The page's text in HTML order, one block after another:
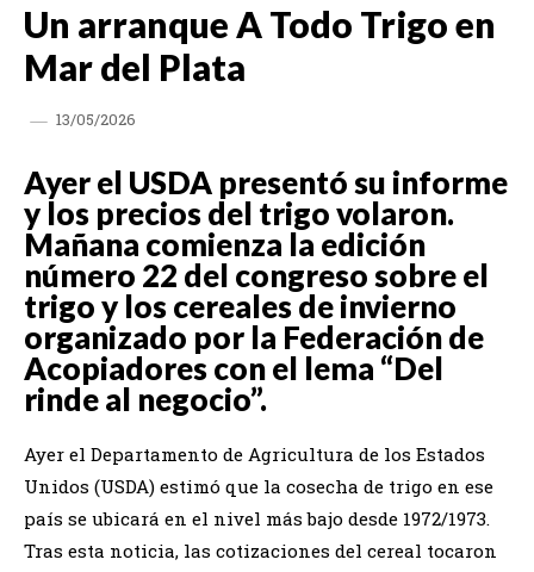
Un arranque A Todo Trigo en
Mar del Plata
13/05/2026
Ayer el USDA presentó su informe
y los precios del trigo volaron.
Mañana comienza la edición
número 22 del congreso sobre el
trigo y los cereales de invierno
organizado por la Federación de
Acopiadores con el lema “Del
rinde al negocio”.
Ayer el Departamento de Agricultura de los Estados
Unidos (USDA) estimó que la cosecha de trigo en ese
país se ubicará en el nivel más bajo desde 1972/1973.
Tras esta noticia, las cotizaciones del cereal tocaron